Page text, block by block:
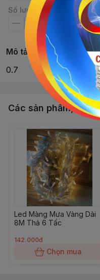
Số lượng
Mô tả chi tiết
0.7
Các sản phẩm, dịch
Led Màng Mưa Vàng Dài
8M Thả 6 Tấc
142.000đ
Chọn mua